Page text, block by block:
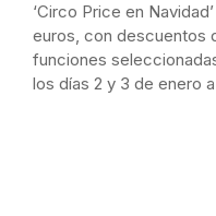
‘Circo Price en
euros, con descuentos
funciones
los días 2 y 3 de enero